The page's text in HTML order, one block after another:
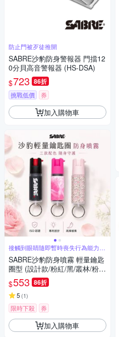
防止門被歹徒推開
SABRE沙豹防身警報器 門擋12
0分貝高音警報器 (HS-DSA)
$723 86折
挑戰低價 券
加入購物車
接觸到眼睛隨即暫時喪失行為能力約
60分鐘
SABRE沙豹防身噴霧 輕量鑰匙
圈型 (設計款/粉紅/黑/叢林/粉迷
彩/繽紛樂)
$553 86折
5 (1)
限時下殺 券
加入購物車